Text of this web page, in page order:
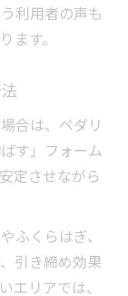
利用者の声も
ます。
合は、ペダリ
す」フォーム
定させながら
ふくらはぎ、
引き締め効果
エリアでは、